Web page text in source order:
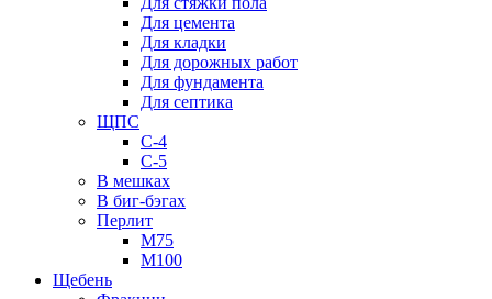
Для цемента
Для кладки
Для дорожных работ
Для фундамента
Для септика
ЩПС
С-4
С-5
В мешках
В биг-бэгах
Перлит
М75
М100
Щебень